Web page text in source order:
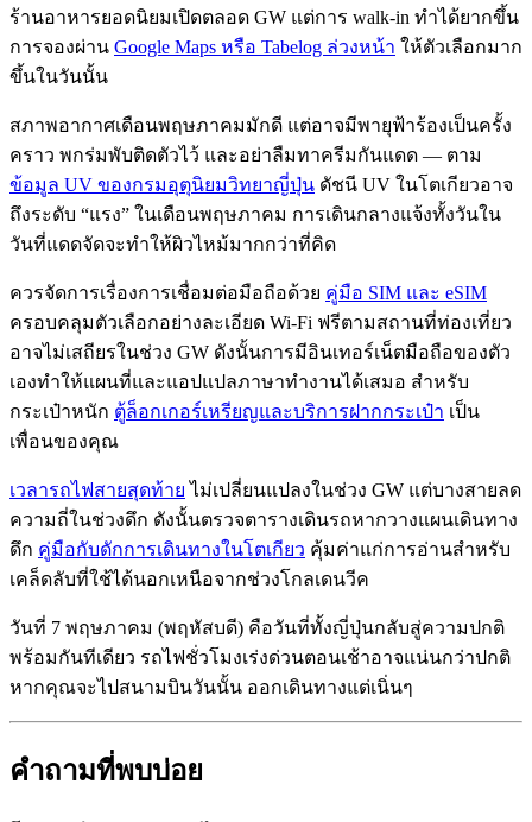
ร้านอาหารยอดนิยมเปิดตลอด GW แต่การ walk-in ทำได้ยากขึ้น
การจองผ่าน Google Maps หรือ Tabelog ล่วงหน้า ให้ตัวเลือกมาก
ขึ้นในวันนั้น
สภาพอากาศเดือนพฤษภาคมมักดี แต่อาจมีพายุฟ้าร้องเป็นครั้ง
คราว พกร่มพับติดตัวไว้ และอย่าลืมทาครีมกันแดด — ตาม
ข้อมูล UV ของกรมอุตุนิยมวิทยาญี่ปุ่น ดัชนี UV ในโตเกียวอาจ
ถึงระดับ “แรง” ในเดือนพฤษภาคม การเดินกลางแจ้งทั้งวันใน
วันที่แดดจัดจะทำให้ผิวไหม้มากกว่าที่คิด
ควรจัดการเรื่องการเชื่อมต่อมือถือด้วย คู่มือ SIM และ eSIM
ครอบคลุมตัวเลือกอย่างละเอียด Wi-Fi ฟรีตามสถานที่ท่องเที่ยว
อาจไม่เสถียรในช่วง GW ดังนั้นการมีอินเทอร์เน็ตมือถือของตัว
เองทำให้แผนที่และแอปแปลภาษาทำงานได้เสมอ สำหรับ
กระเป๋าหนัก ตู้ล็อกเกอร์เหรียญและบริการฝากกระเป๋า เป็น
เพื่อนของคุณ
เวลารถไฟสายสุดท้าย ไม่เปลี่ยนแปลงในช่วง GW แต่บางสายลด
ความถี่ในช่วงดึก ดังนั้นตรวจตารางเดินรถหากวางแผนเดินทาง
ดึก คู่มือกับดักการเดินทางในโตเกียว คุ้มค่าแก่การอ่านสำหรับ
เคล็ดลับที่ใช้ได้นอกเหนือจากช่วงโกลเดนวีค
วันที่ 7 พฤษภาคม (พฤหัสบดี) คือวันที่ทั้งญี่ปุ่นกลับสู่ความปกติ
พร้อมกันทีเดียว รถไฟชั่วโมงเร่งด่วนตอนเช้าอาจแน่นกว่าปกติ
หากคุณจะไปสนามบินวันนั้น ออกเดินทางแต่เนิ่นๆ
คำถามที่พบบ่อย